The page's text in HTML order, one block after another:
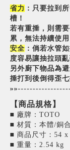
省力 ：只要拉到
槽！
若有重捶，則需
累，無法持續使用
安全 ：倘若水管
度容易讓抽拉頭
另外廚下物品為
捶打到後倒得歪七
【商品規格】
■ 廠牌：TOTO
‎■ 材質：本體/銅
‎■ 商品尺寸：54
■ 重量：2.54 kg